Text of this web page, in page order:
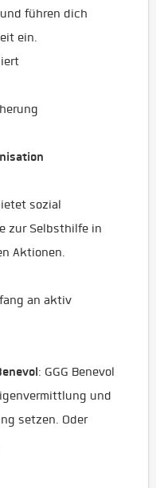
führen dich
ein.
sozial
zur Selbsthilfe in
Aktionen.
an aktiv
: GGG Benevol
und
setzen. Oder